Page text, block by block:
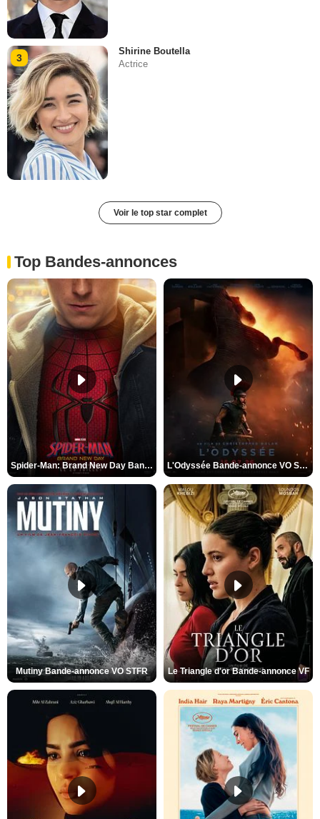
3
Shirine Boutella
Actrice
Voir le top star complet
Top Bandes-annonces
Spider-Man: Brand New Day Bande-annonce VO STFR L'Odyssée Bande-annonce VO STFR
Mutiny Bande-annonce VO STFR Le Triangle d'or Bande-annonce VF